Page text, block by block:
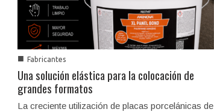
■ Fabricantes
Una solución elástica para la colocación de
grandes formatos
La creciente utilización de placas porcelánicas de